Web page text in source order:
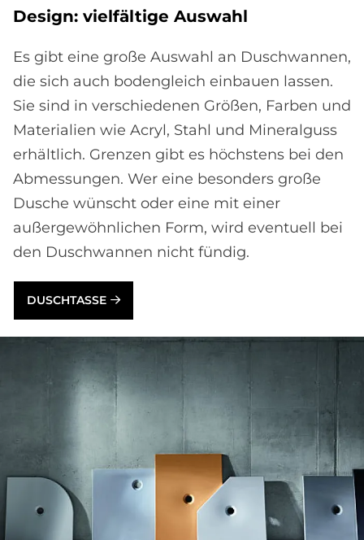
De­sign: viel­fäl­ti­ge Aus­wahl
Es gibt eine große Auswahl an Duschwannen,
die sich auch bodengleich einbauen lassen.
Sie sind in verschiedenen Größen, Farben und
Materialien wie Acryl, Stahl und Mineralguss
erhältlich. Grenzen gibt es höchstens bei den
Abmessungen. Wer eine besonders große
Dusche wünscht oder eine mit einer
außergewöhnlichen Form, wird eventuell bei
den Duschwannen nicht fündig.
DUSCHTASSE